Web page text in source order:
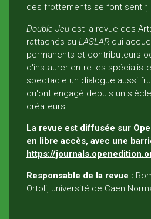
des frottements se font sentir,
Double Jeu est la revue des
rattachés au LASLAR qui
permanents et contributeurs
d'instaurer entre les
spectacle un dialogue aussi
qu'ont engagé depuis un
créateurs.
La revue est diffusée sur
en libre accès, avec une
https://
Responsable de la revue :
Ortoli, université de Caen